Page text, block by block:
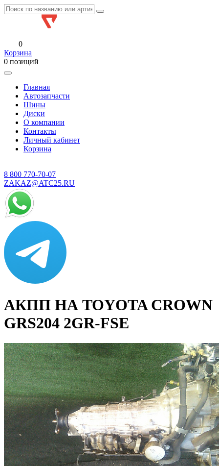
0
Корзина
0 позиций
Главная
Автозапчасти
Шины
Диски
О компании
Контакты
Личный кабинет
Корзина
8 800 770-70-07
ZAKAZ@ATC25.RU
АКПП НА TOYOTA CROWN
GRS204 2GR-FSE